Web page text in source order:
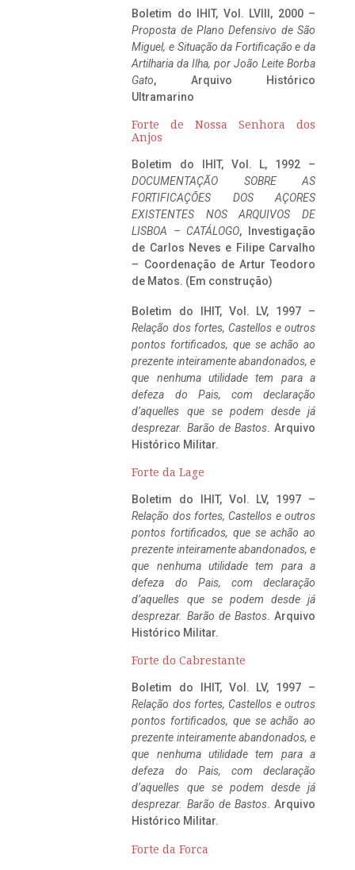
Boletim do IHIT, Vol. LVIII, 2000 –
Proposta de Plano Defensivo de São
Miguel, e Situação da Fortificação e da
Artilharia da Ilha, por João Leite Borba
Gato, Arquivo Histórico
Ultramarino
Forte de Nossa Senhora dos
Anjos
Boletim do IHIT, Vol. L, 1992 –
DOCUMENTAÇÃO SOBRE AS
FORTIFICAÇÕES DOS AÇORES
EXISTENTES NOS ARQUIVOS DE
LISBOA – CATÁLOGO, Investigação
de Carlos Neves e Filipe Carvalho
– Coordenação de Artur Teodoro
de Matos. (Em construção)
Boletim do IHIT, Vol. LV, 1997 –
Relação dos fortes, Castellos e outros
pontos fortificados, que se achão ao
prezente inteiramente abandonados, e
que nenhuma utilidade tem para a
defeza do Pais, com declaração
d’aquelles que se podem desde já
desprezar. Barão de Bastos. Arquivo
Histórico Militar.
Forte da Lage
Boletim do IHIT, Vol. LV, 1997 –
Relação dos fortes, Castellos e outros
pontos fortificados, que se achão ao
prezente inteiramente abandonados, e
que nenhuma utilidade tem para a
defeza do Pais, com declaração
d’aquelles que se podem desde já
desprezar. Barão de Bastos. Arquivo
Histórico Militar.
Forte do Cabrestante
Boletim do IHIT, Vol. LV, 1997 –
Relação dos fortes, Castellos e outros
pontos fortificados, que se achão ao
prezente inteiramente abandonados, e
que nenhuma utilidade tem para a
defeza do Pais, com declaração
d’aquelles que se podem desde já
desprezar. Barão de Bastos. Arquivo
Histórico Militar.
Forte da Forca